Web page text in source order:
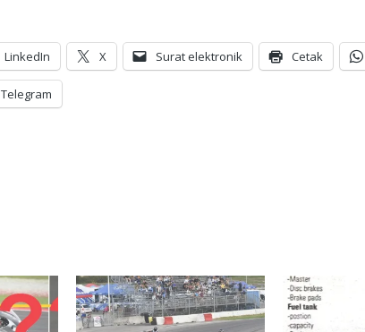
LinkedIn X Surat elektronik Cetak
Telegram